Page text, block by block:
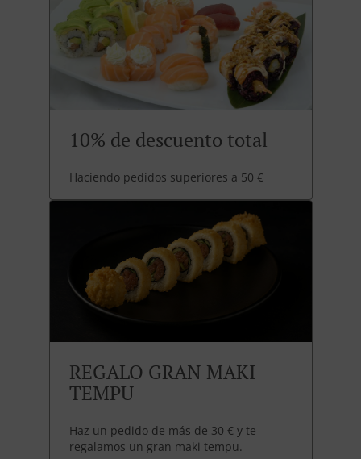
10% de descuento total
Haciendo pedidos superiores a 50 €
REGALO GRAN MAKI
TEMPU
Haz un pedido de más de 30 € y te
regalamos un gran maki tempu.